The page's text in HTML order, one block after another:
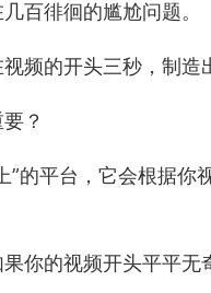
百徘徊的尴尬问题。
频的开头三秒，制造
？
”的平台，它会根据
你的视频开头平平无